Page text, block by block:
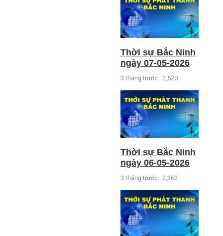
Thời sự Bắc Ninh
ngày 07-05-2026
3 tháng trước 2,520
Thời sự Bắc Ninh
ngày 06-05-2026
3 tháng trước 2,362